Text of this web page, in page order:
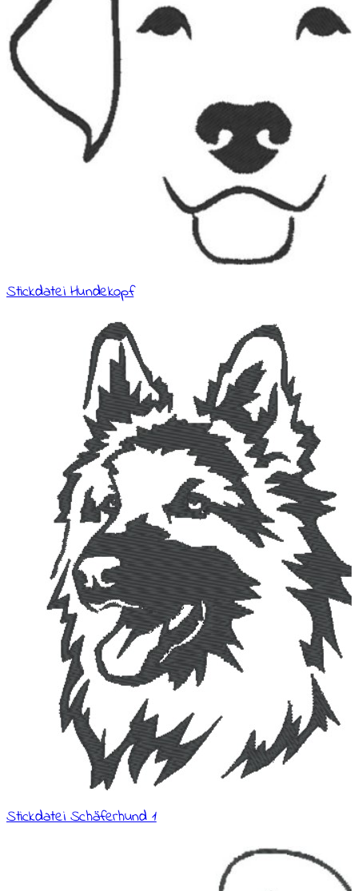
Stickdatei Hundekopf
Stickdatei Schäferhund 1